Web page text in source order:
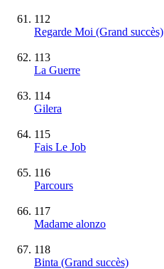
112
Regarde Moi (Grand succès)
113
La Guerre
114
Gilera
115
Fais Le Job
116
Parcours
117
Madame alonzo
118
Binta (Grand succès)